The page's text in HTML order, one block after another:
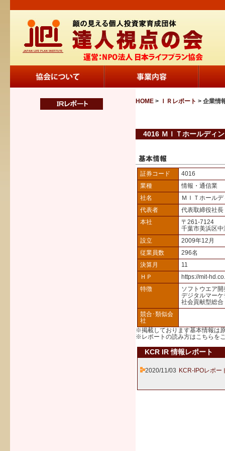
HOME > ＩＲレポート > 企業情
4016 ＭＩＴホールディ
証券コード
4016
業種
情報・通信業
社名
ＭＩＴホール
代表者
代表取締役社
本社
〒261-7124
千葉市美浜区
設立
2009年12月
従業員数
296名
決算月
11
ＨＰ
https://mit-
特徴
ソフトウエア
デジタルマー
社会貢献型総
競合･類似会
社
※掲載しております基本情報は
※レポートの読み方はこちら を
KCR IR 情報レポート
2020/11/03 KCR-IPOレポー